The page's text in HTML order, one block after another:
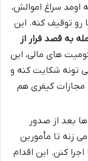
اومد سراغ اموالش،
رو توقیف کنه. این
به قصد فرار از
محکومیت های مالی، این
تونه شکایت کنه و
مجازات کیفری هم
بعد از صدور
زنه تا مأمورین
کنن. این اقدام